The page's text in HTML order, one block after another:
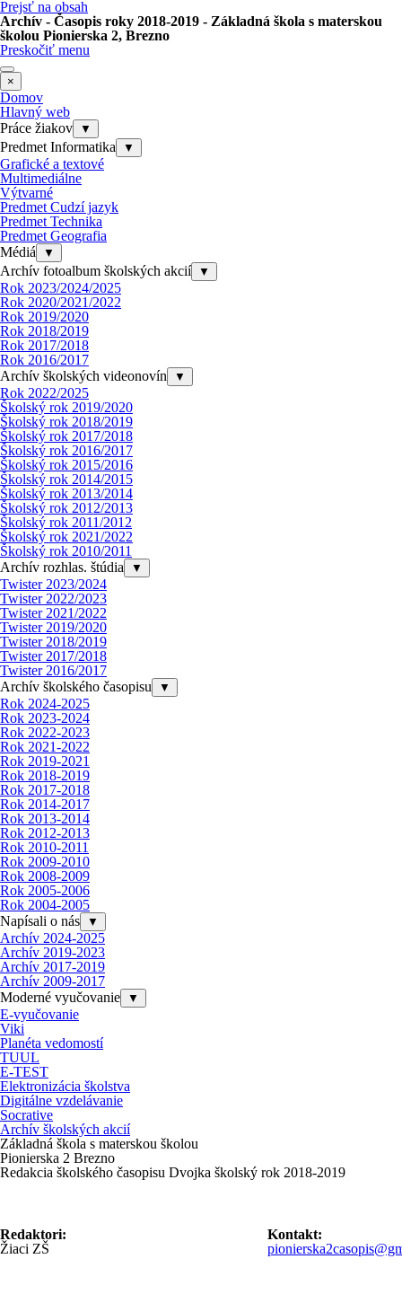
Prejsť na obsah
Archív - Časopis roky 2018-2019 - Základná škola s materskou
školou Pionierska 2, Brezno
Preskočiť menu
×
Domov
Hlavný web
Práce žiakov
▼
Predmet Informatika ▼
Grafické a textové
Multimediálne
Výtvarné
Predmet Cudzí jazyk
Predmet Technika
Predmet Geografia
Médiá
▼
Archív fotoalbum školských akcií ▼
Rok 2023/2024/2025
Rok 2020/2021/2022
Rok 2019/2020
Rok 2018/2019
Rok 2017/2018
Rok 2016/2017
Archív školských videonovín
▼
Rok 2022/2025
Školský rok 2019/2020
Školský rok 2018/2019
Školský rok 2017/2018
Školský rok 2016/2017
Školský rok 2015/2016
Školský rok 2014/2015
Školský rok 2013/2014
Školský rok 2012/2013
Školský rok 2011/2012
Školský rok 2021/2022
Školský rok 2010/2011
Archív rozhlas. štúdia
▼
Twister 2023/2024
Twister 2022/2023
Twister 2021/2022
Twister 2019/2020
Twister 2018/2019
Twister 2017/2018
Twister 2016/2017
Archív školského časopisu
▼
Rok 2024-2025
Rok 2023-2024
Rok 2022-2023
Rok 2021-2022
Rok 2019-2021
Rok 2018-2019
Rok 2017-2018
Rok 2014-2017
Rok 2013-2014
Rok 2012-2013
Rok 2010-2011
Rok 2009-2010
Rok 2008-2009
Rok 2005-2006
Rok 2004-2005
Napísali o nás
▼
Archív 2024-2025
Archív 2019-2023
Archív 2017-2019
Archív 2009-2017
Moderné vyučovanie
▼
E-vyučovanie
Viki
Planéta vedomostí
TUUL
E-TEST
Elektronizácia školstva
Digitálne vzdelávanie
Socrative
Archív školských akcií
Základná škola s materskou školou
Pionierska 2 Brezno
Redakcia školského časopisu Dvojka školský rok 2018-2019
Redaktori:
Žiaci ZŠ
Kontakt: